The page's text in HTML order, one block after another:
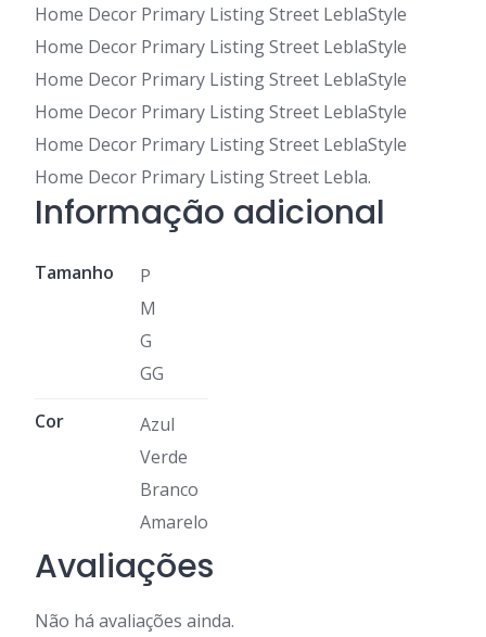
Home Decor Primary Listing Street LeblaStyle
Home Decor Primary Listing Street LeblaStyle
Home Decor Primary Listing Street LeblaStyle
Home Decor Primary Listing Street LeblaStyle
Home Decor Primary Listing Street LeblaStyle
Home Decor Primary Listing Street Lebla.
Informação adicional
Tamanho
P
M
G
GG
Cor
Azul
Verde
Branco
Amarelo
Avaliações
Não há avaliações ainda.